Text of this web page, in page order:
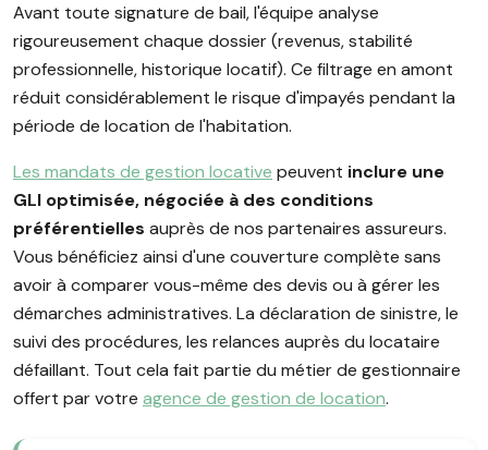
Avant toute signature de bail, l'équipe analyse
rigoureusement chaque dossier (revenus, stabilité
professionnelle, historique locatif). Ce filtrage en amont
réduit considérablement le risque d'impayés pendant la
période de location de l'habitation.
Les mandats de gestion locative peuvent inclure une
GLI optimisée, négociée à des conditions
préférentielles auprès de nos partenaires assureurs.
Vous bénéficiez ainsi d'une couverture complète sans
avoir à comparer vous-même des devis ou à gérer les
démarches administratives. La déclaration de sinistre, le
suivi des procédures, les relances auprès du locataire
défaillant. Tout cela fait partie du métier de gestionnaire
offert par votre agence de gestion de location.